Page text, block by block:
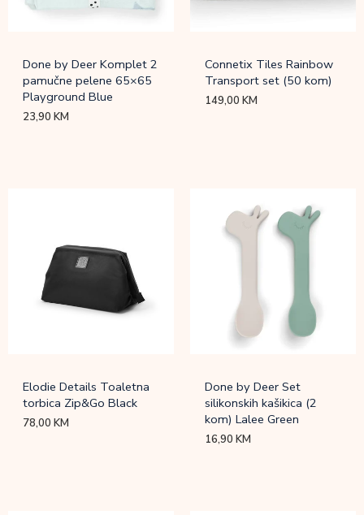
Done by Deer Komplet 2
pamučne pelene 65×65
Playground Blue
23,90KM
Connetix Tiles Rainbow
Transport set (50 kom)
149,00KM
Elodie Details Toaletna
torbica Zip&Go Black
78,00KM
Done by Deer Set
silikonskih kašikica (2
kom) Lalee Green
16,90KM